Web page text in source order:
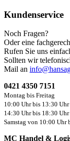
Kundenservice
Noch Fragen?
Oder eine
Rufen Sie uns
Sollten wir
Mail an
0421 4350 7151
Montag bis Freitag
10:00 Uhr bis 13:30 Uhr
14:30 Uhr bis 18:30 Uhr
Samstag von 10:00 Uhr
MC Handel &